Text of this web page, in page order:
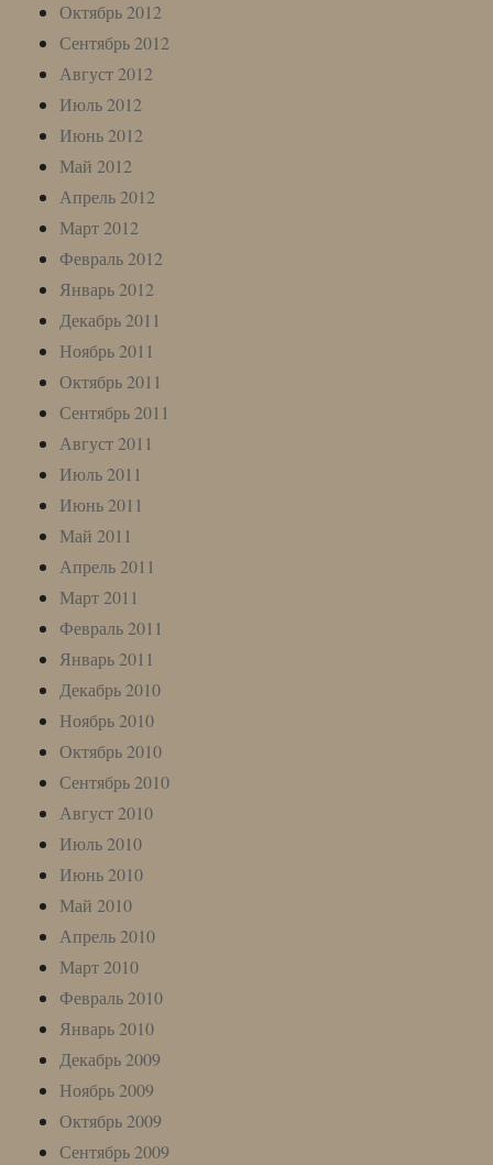
Октябрь 2012
Сентябрь 2012
Август 2012
Июль 2012
Июнь 2012
Май 2012
Апрель 2012
Март 2012
Февраль 2012
Январь 2012
Декабрь 2011
Ноябрь 2011
Октябрь 2011
Сентябрь 2011
Август 2011
Июль 2011
Июнь 2011
Май 2011
Апрель 2011
Март 2011
Февраль 2011
Январь 2011
Декабрь 2010
Ноябрь 2010
Октябрь 2010
Сентябрь 2010
Август 2010
Июль 2010
Июнь 2010
Май 2010
Апрель 2010
Март 2010
Февраль 2010
Январь 2010
Декабрь 2009
Ноябрь 2009
Октябрь 2009
Сентябрь 2009